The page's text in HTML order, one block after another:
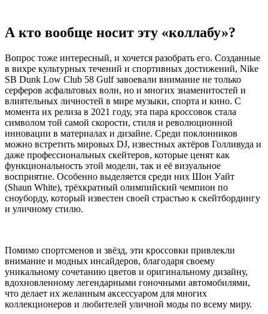
А кто вообще носит эту «коллабу»?
Вопрос тоже интересный, и хочется разобрать его. Созданные
в вихре культурных течений и спортивных достижений, Nike
SB Dunk Low Club 58 Gulf завоевали внимание не только
серферов асфальтовых волн, но и многих знаменитостей и
влиятельных личностей в мире музыки, спорта и кино. С
момента их релиза в 2021 году, эта пара кроссовок стала
символом той самой скорости, стиля и революционной
инновации в материалах и дизайне. Среди поклонников
можно встретить мировых DJ, известных актёров Голливуда и
даже профессиональных скейтеров, которые ценят как
функциональность этой модели, так и её визуальное
восприятие. Особенно выделяется среди них Шон Уайт
(Shaun White), трёхкратный олимпийский чемпион по
сноуборду, который известен своей страстью к скейтбордингу
и уличному стилю.
Помимо спортсменов и звёзд, эти кроссовки привлекли
внимание и модных инсайдеров, благодаря своему
уникальному сочетанию цветов и оригинальному дизайну,
вдохновленному легендарными гоночными автомобилями,
что делает их желанным аксессуаром для многих
коллекционеров и любителей уличной моды по всему миру.